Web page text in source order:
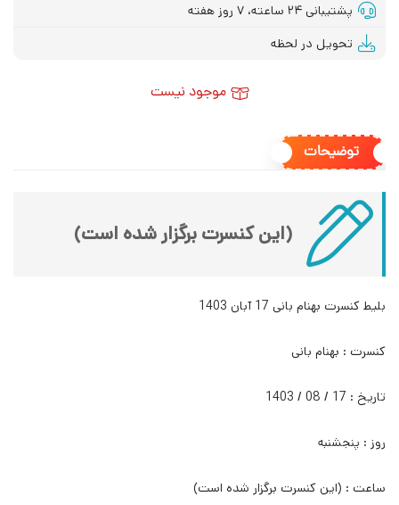
پشتیبانی ۲۴ ساعته، ۷ روز هفته
تحویل در لحظه
موجود نیست
توضیحات
(این کنسرت برگزار شده است)
بلیط کنسرت بهنام بانی 17 آبان 1403
کنسرت : بهنام بانی
تاریخ : 17 / 08 / 1403
روز : پنجشنبه
ساعت : (این کنسرت برگزار شده است)